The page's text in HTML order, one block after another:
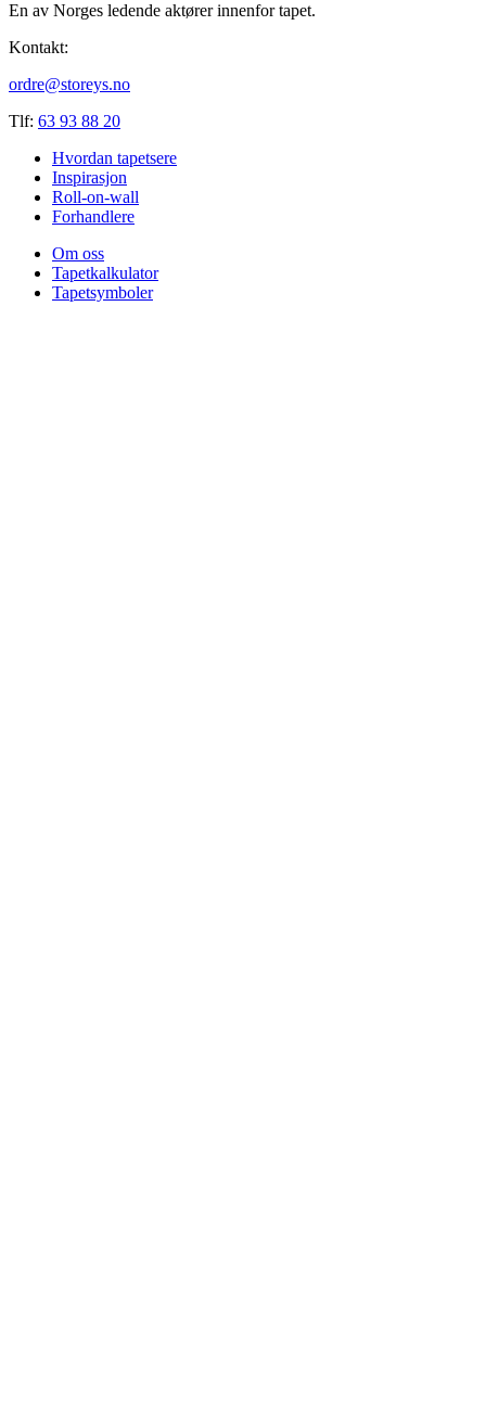
En av Norges ledende aktører innenfor tapet.
Kontakt:
ordre@storeys.no
Tlf: 63 93 88 20
Hvordan tapetsere
Inspirasjon
Roll-on-wall
Forhandlere
Om oss
Tapetkalkulator
Tapetsymboler